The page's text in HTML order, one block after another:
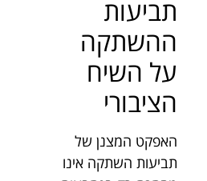
תביעות
ההשתקה
על השיח
הציבורי
האפקט המצנן של
תביעות השתקה אינו